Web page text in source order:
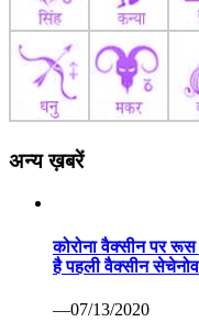
अन्य ख़बरें
कोरोना वैक्सीन पर
है पहली वैक्सीन सेचेनोव
—07/13/2020